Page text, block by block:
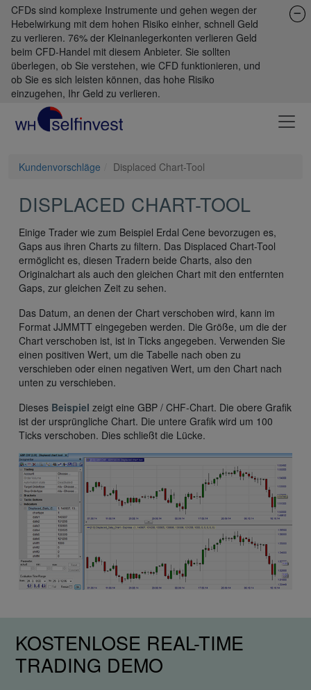
CFDs sind komplexe Instrumente und gehen wegen der
Hebelwirkung mit dem hohen Risiko einher, schnell Geld
zu verlieren. 76% der Kleinanlegerkonten verlieren Geld
beim CFD-Handel mit diesem Anbieter. Sie sollten
überlegen, ob Sie verstehen, wie CFD funktionieren, und
ob Sie es sich leisten können, das hohe Risiko
einzugehen, Ihr Geld zu verlieren.
Kundenvorschläge Displaced Chart-Tool
DISPLACED CHART-TOOL
Einige Trader wie zum Beispiel Erdal Cene bevorzugen es,
Gaps aus ihren Charts zu filtern. Das Displaced Chart-Tool
ermöglicht es, diesen Tradern beide Charts, also den
Originalchart als auch den gleichen Chart mit den entfernten
Gaps, zur gleichen Zeit zu sehen.
Das Datum, an denen der Chart verschoben wird, kann im
Format JJMMTT eingegeben werden. Die Größe, um die der
Chart verschoben ist, ist in Ticks angegeben. Verwenden Sie
einen positiven Wert, um die Tabelle nach oben zu
verschieben oder einen negativen Wert, um den Chart nach
unten zu verschieben.
Dieses Beispiel zeigt eine GBP / CHF-Chart. Die obere Grafik
ist der ursprüngliche Chart. Die untere Grafik wird um 100
Ticks verschoben. Dies schließt die Lücke.
KOSTENLOSE REAL-TIME
TRADING DEMO